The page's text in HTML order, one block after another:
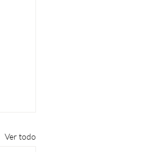
Ver todo